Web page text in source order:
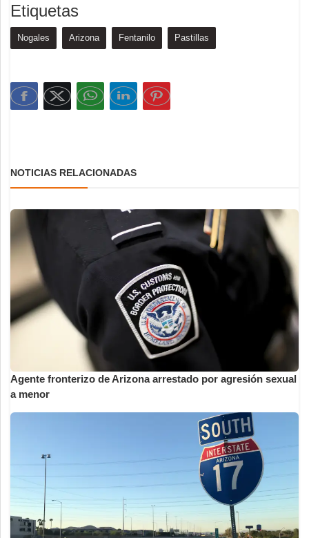
Etiquetas
Nogales Arizona Fentanilo Pastillas
NOTICIAS RELACIONADAS
Agente fronterizo de Arizona arrestado por agresión sexual
a menor